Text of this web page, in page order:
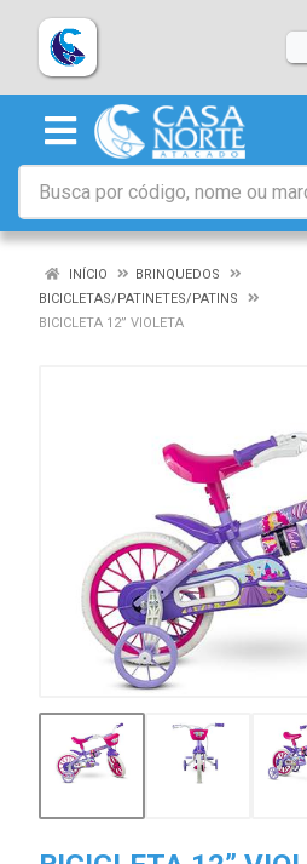
INÍCIO
BRINQUEDOS
BICICLETAS/PATINETES/PATINS
BICICLETA 12” VIOLETA